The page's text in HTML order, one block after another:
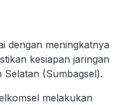
dengan meningkatnya
kesiapan jaringan
(Sumbagsel).
melakukan